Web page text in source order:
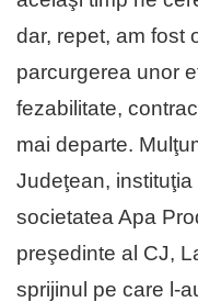
dar, repet, am fost
parcurgerea unor
fezabilitate,
mai departe.
Judeţean, instituţia
societatea Apa
preşedinte al CJ,
sprijinul pe care l-